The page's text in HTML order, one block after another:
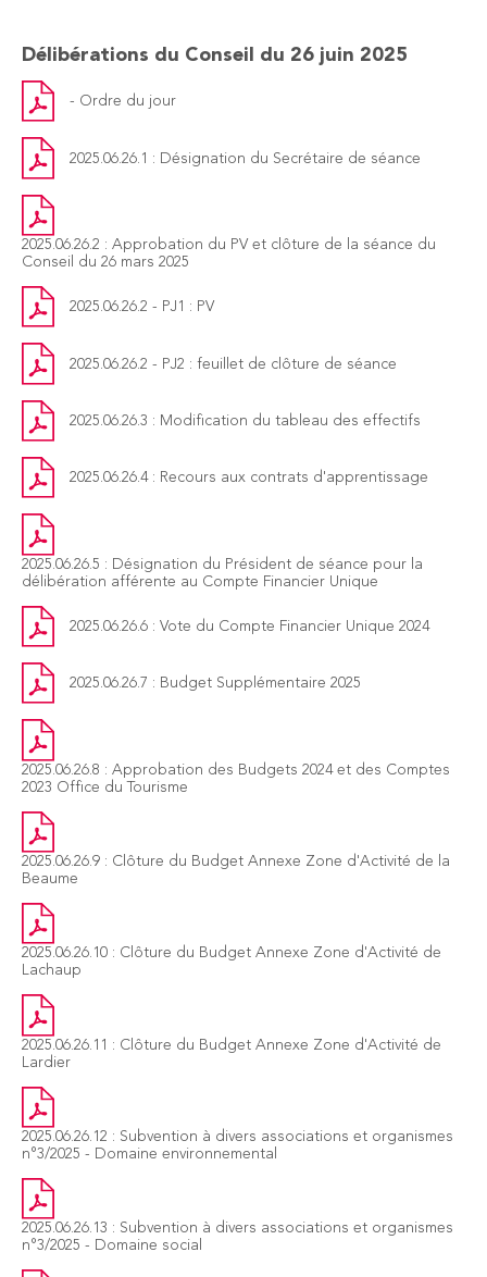
Délibérations du Conseil du 26 juin 2025
- Ordre du jour
2025.06.26.1 : Désignation du Secrétaire de séance
2025.06.26.2 : Approbation du PV et clôture de la séance du
Conseil du 26 mars 2025
2025.06.26.2 - PJ1 : PV
2025.06.26.2 - PJ2 : feuillet de clôture de séance
2025.06.26.3 : Modification du tableau des effectifs
2025.06.26.4 : Recours aux contrats d'apprentissage
2025.06.26.5 : Désignation du Président de séance pour la
délibération afférente au Compte Financier Unique
2025.06.26.6 : Vote du Compte Financier Unique 2024
2025.06.26.7 : Budget Supplémentaire 2025
2025.06.26.8 : Approbation des Budgets 2024 et des Comptes
2023 Office du Tourisme
2025.06.26.9 : Clôture du Budget Annexe Zone d'Activité de la
Beaume
2025.06.26.10 : Clôture du Budget Annexe Zone d'Activité de
Lachaup
2025.06.26.11 : Clôture du Budget Annexe Zone d'Activité de
Lardier
2025.06.26.12 : Subvention à divers associations et organismes
n°3/2025 - Domaine environnemental
2025.06.26.13 : Subvention à divers associations et organismes
n°3/2025 - Domaine social